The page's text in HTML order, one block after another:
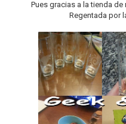
Pues gracias a la tienda
Regentada por